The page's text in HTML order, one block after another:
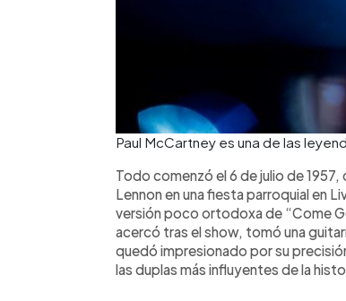
Paul McCartney es una de las
Todo comenzó el 6 de julio de
Lennon en una fiesta parroquial en
versión poco ortodoxa de “Come
acercó tras el show, tomó una
quedó impresionado por su
las duplas más influyentes de la